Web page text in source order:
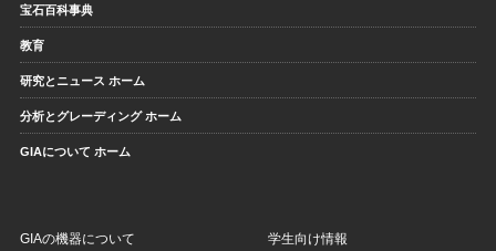
宝石百科事典
教育
研究とニュース ホーム
分析とグレーディング ホーム
GIAについて ホーム
GIAの機器について 学生向け情報